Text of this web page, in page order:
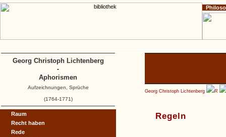
Georg Christoph Lichtenberg R
Regeln
Raum
Recht haben
Rede
Georg Christoph Lichtenberg
-
Aphorismen
Aufzeichnungen, Sprüche
(1764-1771)